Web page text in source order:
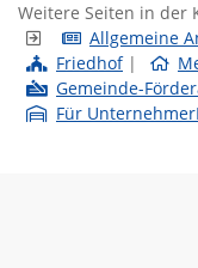
Weitere Seiten in der
Allgemeine
Friedhof|
Gemeinde-
Für